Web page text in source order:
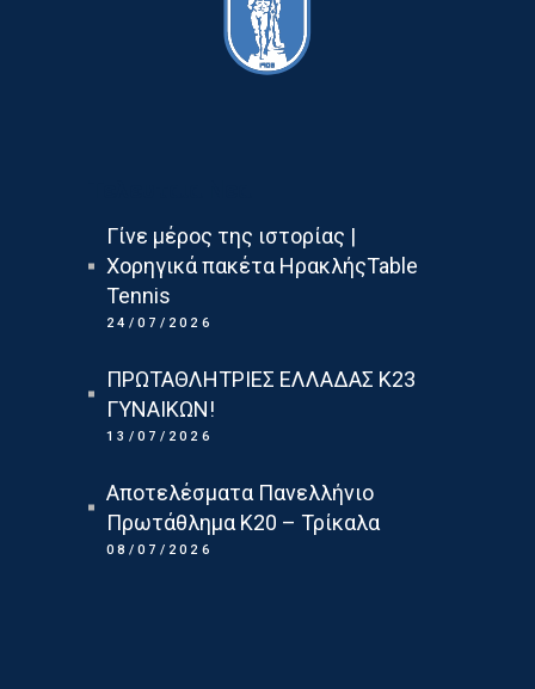
Γίνε μέρος της ιστορίας |
Χορηγικά πακέτα ΗρακλήςTable
Tennis
24/07/2026
ΠΡΩΤΑΘΛΗΤΡΙΕΣ ΕΛΛΑΔΑΣ Κ23
ΓΥΝΑΙΚΩΝ!
13/07/2026
Αποτελέσματα Πανελλήνιο
Πρωτάθλημα Κ20 – Τρίκαλα
08/07/2026